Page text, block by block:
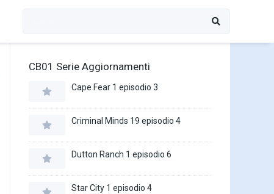
CB01 Serie Aggiornamenti
Cape Fear 1 episodio 3
Criminal Minds 19 episodio 4
Dutton Ranch 1 episodio 6
Star City 1 episodio 4